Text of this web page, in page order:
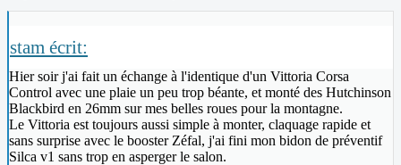
stam écrit:
Hier soir j'ai fait un échange à l'identique d'un Vittoria Corsa
Control avec une plaie un peu trop béante, et monté des Hutchinson
Blackbird en 26mm sur mes belles roues pour la montagne.
Le Vittoria est toujours aussi simple à monter, claquage rapide et
sans surprise avec le booster Zéfal, j'ai fini mon bidon de préventif
Silca v1 sans trop en asperger le salon.